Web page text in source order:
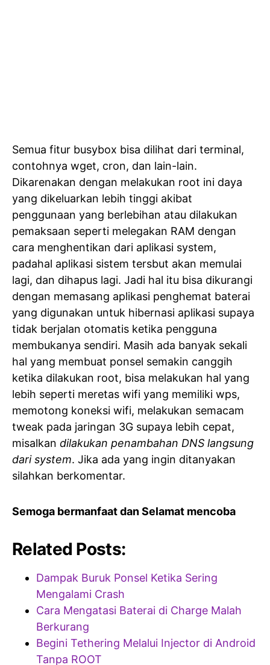
Semua fitur busybox bisa dilihat dari terminal,
contohnya wget, cron, dan lain-lain.
Dikarenakan dengan melakukan root ini daya
yang dikeluarkan lebih tinggi akibat
penggunaan yang berlebihan atau dilakukan
pemaksaan seperti melegakan RAM dengan
cara menghentikan dari aplikasi system,
padahal aplikasi sistem tersbut akan memulai
lagi, dan dihapus lagi. Jadi hal itu bisa dikurangi
dengan memasang aplikasi penghemat baterai
yang digunakan untuk hibernasi aplikasi supaya
tidak berjalan otomatis ketika pengguna
membukanya sendiri. Masih ada banyak sekali
hal yang membuat ponsel semakin canggih
ketika dilakukan root, bisa melakukan hal yang
lebih seperti meretas wifi yang memiliki wps,
memotong koneksi wifi, melakukan semacam
tweak pada jaringan 3G supaya lebih cepat,
misalkan dilakukan penambahan DNS langsung
dari system. Jika ada yang ingin ditanyakan
silahkan berkomentar.
Semoga bermanfaat dan Selamat mencoba
Related Posts:
Dampak Buruk Ponsel Ketika Sering
Mengalami Crash
Cara Mengatasi Baterai di Charge Malah
Berkurang
Begini Tethering Melalui Injector di Android
Tanpa ROOT